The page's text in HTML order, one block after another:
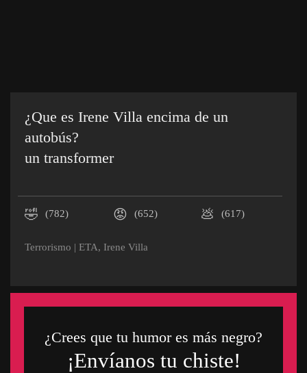
¿Que es Irene Villa encima de un
autobús?
un transformer
🤣 (782) 😡 (652) 💩 (617)
Terrorismo | ETA, Irene Villa
¿Crees que tu humor es más negro?
¡Envíanos tu chiste!